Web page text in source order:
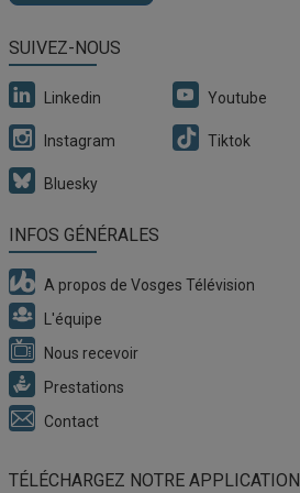
SUIVEZ-NOUS
Linkedin Youtube
Instagram Tiktok
Bluesky
INFOS GÉNÉRALES
A propos de Vosges Télévision
L'équipe
Nous recevoir
Prestations
Contact
TÉLÉCHARGEZ NOTRE APPLICATION